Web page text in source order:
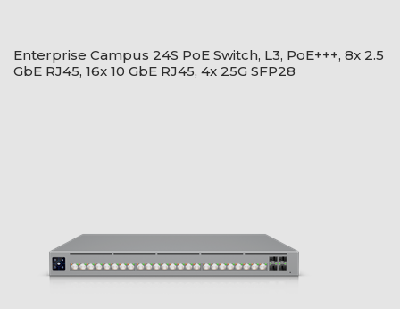
Enterprise Campus 24S PoE Switch, L3, PoE+++, 8x 2.5
GbE RJ45, 16x 10 GbE RJ45, 4x 25G SFP28